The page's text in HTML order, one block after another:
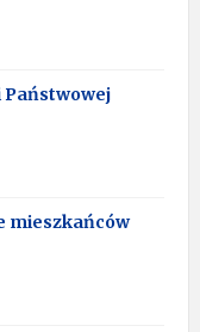
Państwowej
mieszkańców